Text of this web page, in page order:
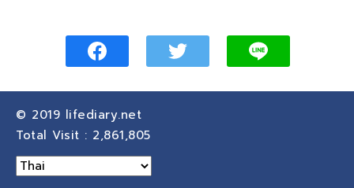
© 2019 lifediary.net
Total Visit : 2,861,805